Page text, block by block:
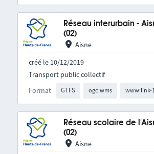
Réseau interurbain -
(02)
Aisne
créé le 10/12/2019
Format GTFS ogc:wms www:link-
Transport public collectif
Réseau scolaire de
(02)
Aisne